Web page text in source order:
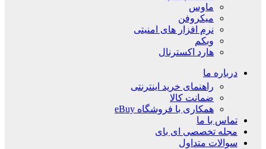
ماوس
میکروفن
نرم افزار های امنیتی
وبکم
هارد اکسترنال
درباره ما
راهنمای خرید اینترنتی
ضمانت کالا
همکاری با فروشگاه eBuy
تماس با ما
مجله تخصصی ای‌ بای
سوالات متداول